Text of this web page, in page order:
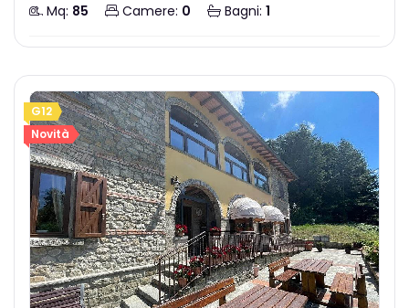
Mq: 85 Camere: 0 Bagni: 1
G12
Novità